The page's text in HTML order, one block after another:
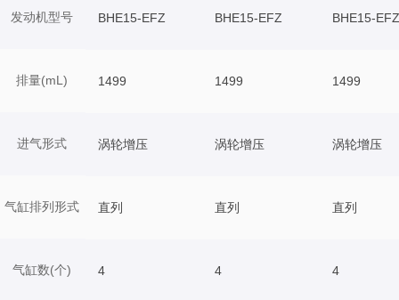
发动机型号
排量(mL)
进气形式
气缸排列形式
气缸数(个)
BHE15-EFZ BHE15-EFZ BHE15-EFZ
1499 1499 1499
涡轮增压 涡轮增压 涡轮增压
直列 直列 直列
4 4 4